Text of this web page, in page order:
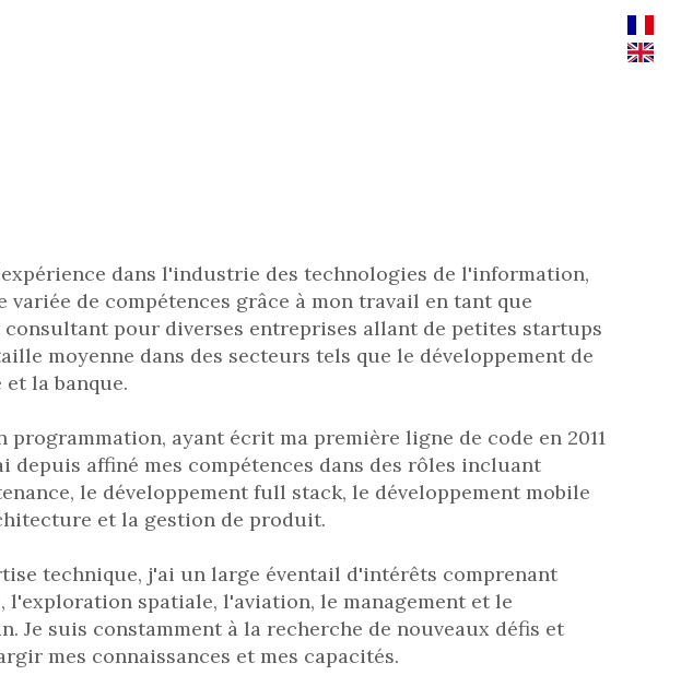
dans l'industrie des technologies de l'information,
variée de compétences grâce à mon travail en tant que
consultant pour diverses entreprises allant de petites startups
moyenne dans des secteurs tels que le développement de
la banque.
programmation, ayant écrit ma première ligne de code en 2011
depuis affiné mes compétences dans des rôles incluant
le développement full stack, le développement mobile
et la gestion de produit.
technique, j'ai un large éventail d'intérêts comprenant
l'exploration spatiale, l'aviation, le management et le
Je suis constamment à la recherche de nouveaux défis et
mes connaissances et mes capacités.